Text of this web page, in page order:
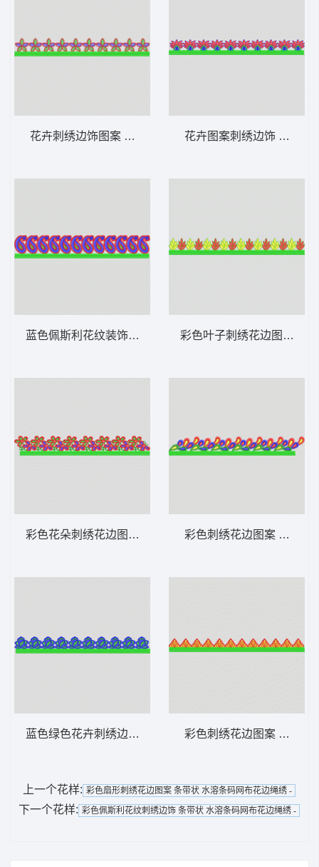
花卉刺绣边饰图案 条带状 水溶条码网布花边
蓝色佩斯利花纹装饰带 条带状 水溶条码网布
彩色花朵刺绣花边图案 条带状 水溶条码网布
蓝色绿色花卉刺绣边饰 条带状 水溶条码网布
花卉图案刺绣边饰 条带状
彩色叶子刺绣花边图案 条
彩色刺绣花边图案 条带状
彩色刺绣花边图案 条带状
上一个花样: 彩色扇形刺绣花边图案 条带状 水溶条码网布花边绳绣 -
下一个花样: 彩色佩斯利花纹刺绣边饰 条带状 水溶条码网布花边绳绣 -